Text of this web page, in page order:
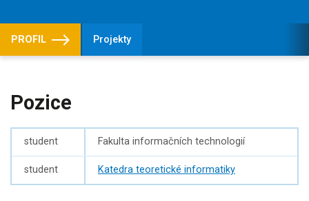
PROFIL Projekty
Pozice
student Fakulta informačních technologií
student Katedra teoretické informatiky